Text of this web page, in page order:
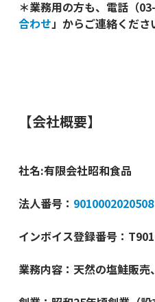
＊業務用の方も、電話（
合わせ」からご連絡くださ
【会社概要】
社名:有限会社昭和食品
法人番号： 9010002020508
インボイス登録番号：
業務内容：天然の塩鮭販